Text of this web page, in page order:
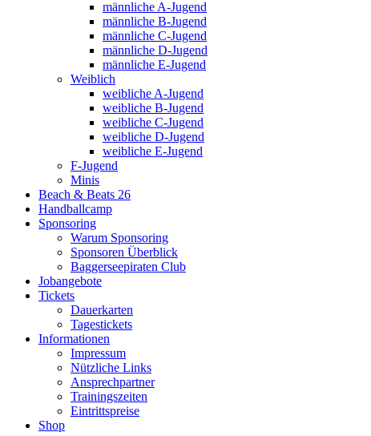
männliche A-Jugend
männliche B-Jugend
männliche C-Jugend
männliche D-Jugend
männliche E-Jugend
Weiblich
weibliche A-Jugend
weibliche B-Jugend
weibliche C-Jugend
weibliche D-Jugend
weibliche E-Jugend
F-Jugend
Minis
Beach & Beats 26
Handballcamp
Sponsoring
Warum Sponsoring
Sponsoren Überblick
Baggerseepiraten Club
Jobangebote
Tickets
Dauerkarten
Tagestickets
Informationen
Impressum
Nützliche Links
Ansprechpartner
Trainingszeiten
Eintrittspreise
Shop